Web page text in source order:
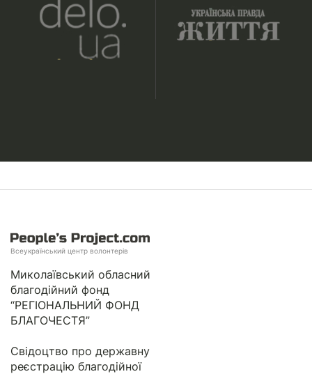
Всеукраїнський центр волонтерів
Миколаївський обласний
благодійний фонд
“РЕГІОНАЛЬНИЙ ФОНД
БЛАГОЧЕСТЯ”
Свідоцтво про державну
реєстрацію благодійної